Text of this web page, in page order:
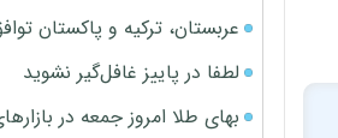
عربستان، ترکیه و پاکستان
لطفا در پاییز غافل‌گیر نشوید
بهای طلا امروز جمعه در